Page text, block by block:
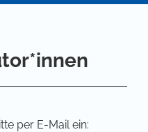
per E-Mail ein: